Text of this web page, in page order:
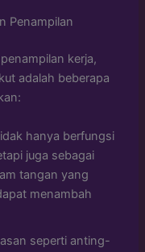
Penampilan
kerja,
adalah beberapa
hanya berfungsi
juga sebagai
tangan yang
menambah
seperti anting-